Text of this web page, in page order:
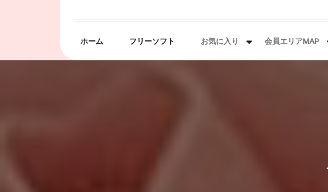
ホーム フリーソフト お気に入り 会員エリアMAP